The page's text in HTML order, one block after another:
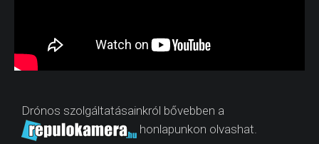
Drónos szolgáltatásainkról bővebben a
honlapunkon olvashat.